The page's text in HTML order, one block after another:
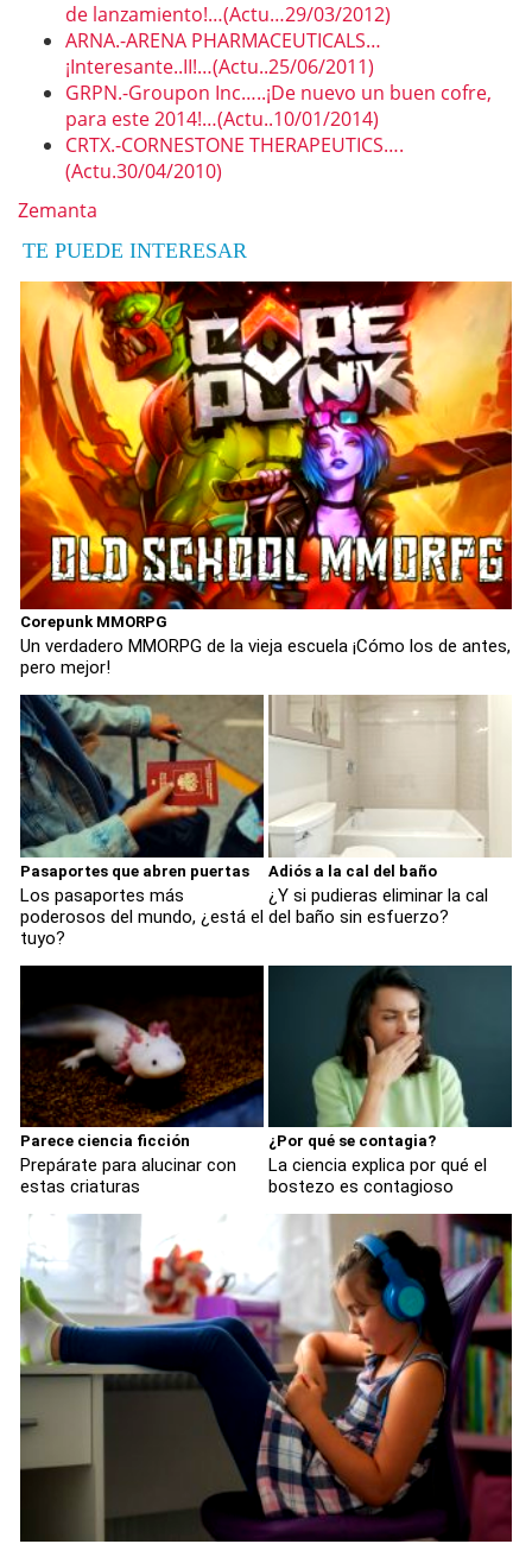
de lanzamiento!…(Actu…29/03/2012)
ARNA.-ARENA PHARMACEUTICALS…
¡Interesante..II!…(Actu..25/06/2011)
GRPN.-Groupon Inc…..¡De nuevo un buen cofre,
para este 2014!…(Actu..10/01/2014)
CRTX.-CORNESTONE THERAPEUTICS….
(Actu.30/04/2010)
Zemanta
TE PUEDE INTERESAR
Corepunk MMORPG
Un verdadero MMORPG de la vieja escuela ¡Cómo los de antes,
pero mejor!
Pasaportes que abren puertas
Los pasaportes más
poderosos del mundo, ¿está el
tuyo?
Adiós a la cal del baño
¿Y si pudieras eliminar la cal
del baño sin esfuerzo?
Parece ciencia ficción
Prepárate para alucinar con
estas criaturas
¿Por qué se contagia?
La ciencia explica por qué el
bostezo es contagioso